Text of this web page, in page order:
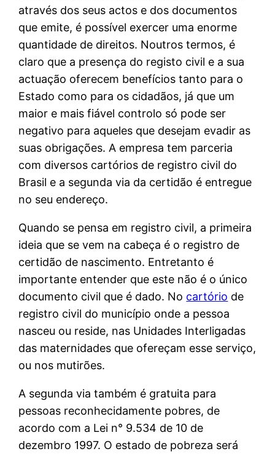
através dos seus actos e dos documentos
que emite, é possível exercer uma enorme
quantidade de direitos. Noutros termos, é
claro que a presença do registo civil e a sua
actuação oferecem benefícios tanto para o
Estado como para os cidadãos, já que um
maior e mais fiável controlo só pode ser
negativo para aqueles que desejam evadir as
suas obrigações. A empresa tem parceria
com diversos cartórios de registro civil do
Brasil e a segunda via da certidão é entregue
no seu endereço.
Quando se pensa em registro civil, a primeira
ideia que se vem na cabeça é o registro de
certidão de nascimento. Entretanto é
importante entender que este não é o único
documento civil que é dado. No cartório de
registro civil do município onde a pessoa
nasceu ou reside, nas Unidades Interligadas
das maternidades que ofereçam esse serviço,
ou nos mutirões.
A segunda via também é gratuita para
pessoas reconhecidamente pobres, de
acordo com a Lei n° 9.534 de 10 de
dezembro 1997. O estado de pobreza será